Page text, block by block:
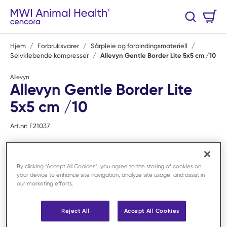
Hopp til hovedinnhold
Søk
Hjem / Forbruksvarer / Sårpleie og forbindingsmateriell
/
Selvklebende kompresser / Allevyn Gentle Border Lite 5x5 cm /10
Allevyn
Allevyn Gentle Border Lite
5x5 cm /10
Art.nr: F21037
By clicking “Accept All Cookies”, you agree to the storing of cookies on
your device to enhance site navigation, analyze site usage, and assist in
our marketing efforts.
Reject All Accept All Cookies